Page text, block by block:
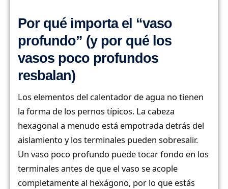
Por qué importa el “vaso
profundo” (y por qué los
vasos poco profundos
resbalan)
Los elementos del calentador de agua no tienen
la forma de los pernos típicos. La cabeza
hexagonal a menudo está empotrada detrás del
aislamiento y los terminales pueden sobresalir.
Un vaso poco profundo puede tocar fondo en los
terminales antes de que el vaso se acople
completamente al hexágono, por lo que estás